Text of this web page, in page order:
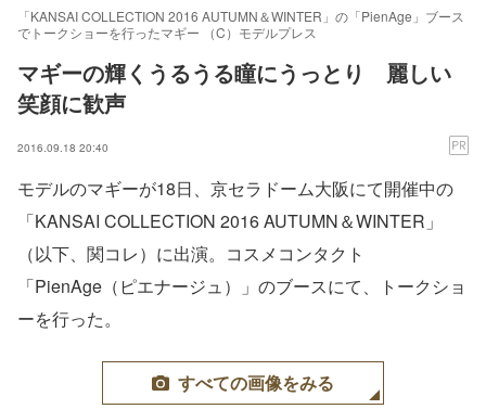
「KANSAI COLLECTION 2016 AUTUMN＆WINTER」の「PienAge」ブース
でトークショーを行ったマギー （C）モデルプレス
マギーの輝くうるうる瞳にうっとり　麗しい
笑顔に歓声
2016.09.18 20:40
モデルのマギーが18日、京セラドーム大阪にて開催中の
「KANSAI COLLECTION 2016 AUTUMN＆WINTER」
（以下、関コレ）に出演。コスメコンタクト
「PienAge（ピエナージュ）」のブースにて、トークショ
ーを行った。
すべての画像をみる